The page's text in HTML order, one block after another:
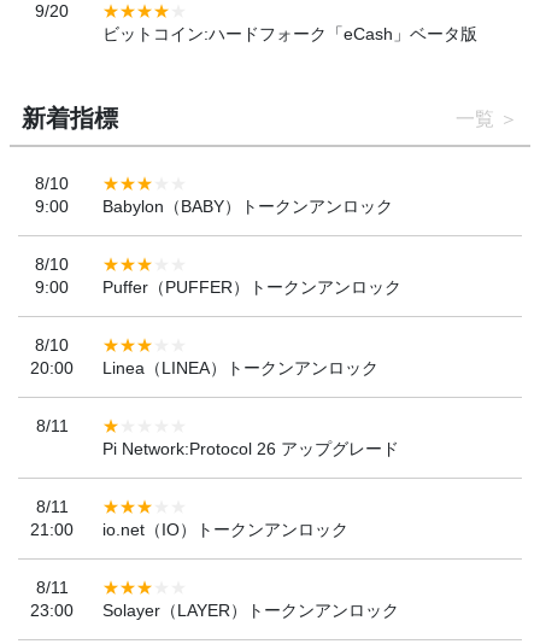
9/20
ビットコイン:ハードフォーク「eCash」ベータ版
新着指標 一覧
8/10
9:00
Babylon（BABY）トークンアンロック
8/10
9:00
Puffer（PUFFER）トークンアンロック
8/10
20:00
Linea（LINEA）トークンアンロック
8/11
Pi Network:Protocol 26 アップグレード
8/11
21:00
io.net（IO）トークンアンロック
8/11
23:00
Solayer（LAYER）トークンアンロック